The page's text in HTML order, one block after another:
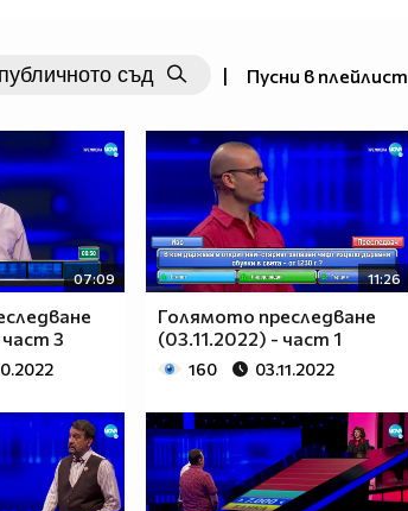
| Пусни в плейлист
07:09
3
11:26
Голямото преследване
(03.11.2022) - част 1
160 03.11.2022